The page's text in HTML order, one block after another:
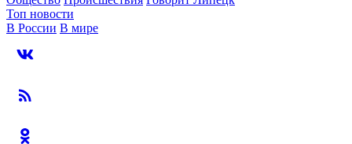
Топ новости
В России В мире